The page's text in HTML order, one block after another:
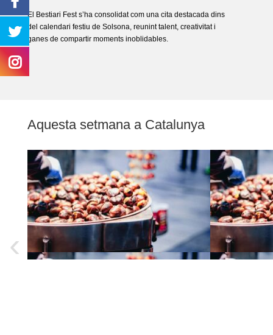
El Bestiari Fest s’ha consolidat com una cita destacada dins
del calendari festiu de Solsona, reunint talent, creativitat i
ganes de compartir moments inoblidables.
Aquesta setmana a Catalunya
‹